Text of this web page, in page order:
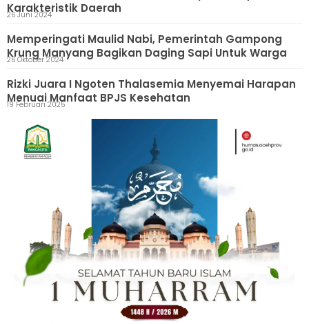
Karakteristik Daerah
26 Juni 2024
Memperingati Maulid Nabi, Pemerintah Gampong
Krung Manyang Bagikan Daging Sapi Untuk Warga
26 Oktober 2024
Rizki Juara I Ngoten Thalasemia Menyemai Harapan
Menuai Manfaat BPJS Kesehatan
19 Februari 2025